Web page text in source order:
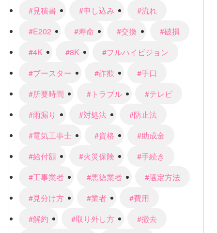
#見積書
#申し込み
#流れ
#E202
#寿命 #交換
#破損
#4K
#8K
#フルハイビジョン
#ブースター
#詐欺
#手口
#所要時間
#トラブル
#テレビ
#雨漏り
#対処法
#防止法
#電気工事士
#資格
#助成金
#給付額
#火災保険
#手続き
#工事業者
#悪徳業者
#選定方法
#見分け方
#業者
#費用
#解約
#取り外し方
#撤去